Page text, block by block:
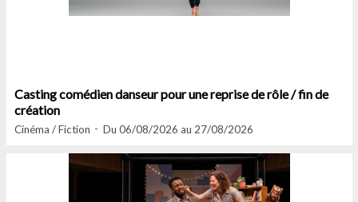
Casting comédien danseur pour une reprise de rôle / fin de
création
Cinéma / Fiction Du 06/08/2026 au 27/08/2026